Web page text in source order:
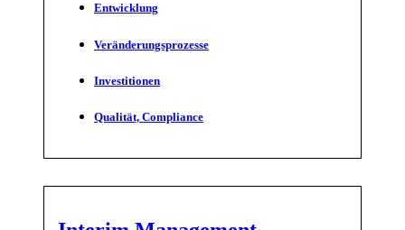
Entwicklung
Veränderungsprozesse
Investitionen
Qualität, Compliance